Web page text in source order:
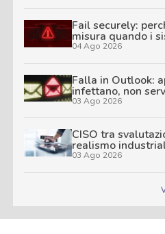
Fail securely:
misura quando i
04 Ago 2026
Falla in Outlook:
infettano, non
03 Ago 2026
CISO tra
realismo
03 Ago 2026